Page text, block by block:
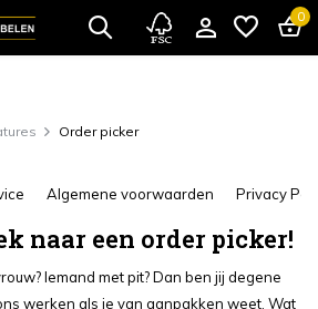
0
Order picker
Algemene voorwaarden Privacy
naar een order picker!
Iemand met pit? Dan ben jij degene
werken als je van aanpakken weet. Wat